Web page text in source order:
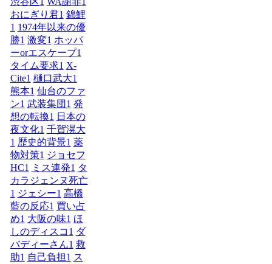
おにぎり君1 錦鯉
1 1974年以来の優
勝1 激変1 ホッパ
ーorエスケープ1
タイム要求1 X-
Cite1 樋口武大1
熊本1 仙台のファ
ン1 武装集団 1 発
想の転換1 日本の
夜文化1 千賀滉大
1 歴史的背景1 薬
物対策1 ジョセフ
HC1 ミス連発1 タ
カラジェンヌ死亡
1 ジェシー1 高橋
藍の反応1 買い占
め1 大阪の味1 ほ
しのディスコ 1 ダ
バディーさん1 救
助1 自己負担1 ス